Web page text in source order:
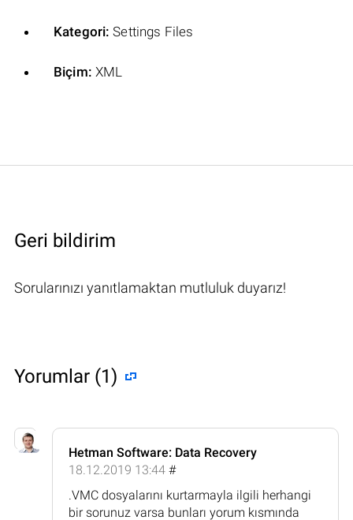
Kategori: Settings Files
Biçim: XML
Geri bildirim
Sorularınızı yanıtlamaktan mutluluk duyarız!
Yorumlar (1)
Hetman Software: Data Recovery
18.12.2019 13:44 #
.VMC dosyalarını kurtarmayla ilgili herhangi
bir sorunuz varsa bunları yorum kısmında